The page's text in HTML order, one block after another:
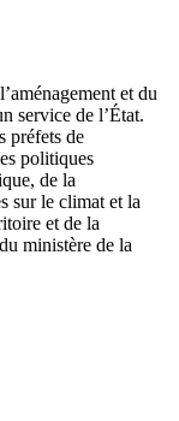
et du
service de l’État.
préfets de
politiques
de la
sur le climat et la
et de la
ministère de la